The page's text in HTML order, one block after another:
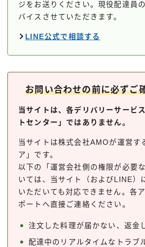
フードデリバリークーポン比較
飲食店として出店する
Uber Eats加盟店ガイド
Uber Eats出店方法
出店店舗の取材記事
サービスから探す
Uber Eats
出前館
menu
ロケットナウ
ジをお送りください。現役配達員
バイスさせていただきます。
LINE公式で相談する
お問い合わせの前に必ずご
当サイトは、各デリバリーサービ
トセンター」ではありません。
当サイトは株式会社AMOが運営す
ア」です。
以下の「運営会社側の権限が必要
いては、当サイト（およびLINE）
いただいても対応できません。各
ポートへ直接ご連絡ください。
注文した料理が届かない、返金
配達中のリアルタイムなトラブ